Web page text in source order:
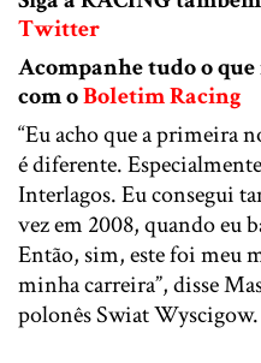
Twitter
Acompanhe tudo o
com oBoletim Racing
“Eu acho que a primeira
é diferente.
Interlagos. Eu consegui
vez em 2008, quando eu
Então, sim, este foi meu
minha carreira”, disse
polonês Swiat Wyscigow.